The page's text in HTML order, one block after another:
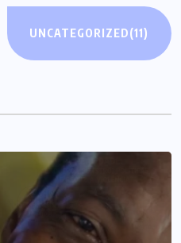
UNCATEGORIZED(11)